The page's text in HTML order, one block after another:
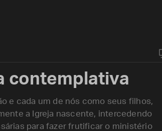
contemplativa
e cada um de nós como seus filhos,
a Igreja nascente, intercedendo
para fazer frutificar o ministério